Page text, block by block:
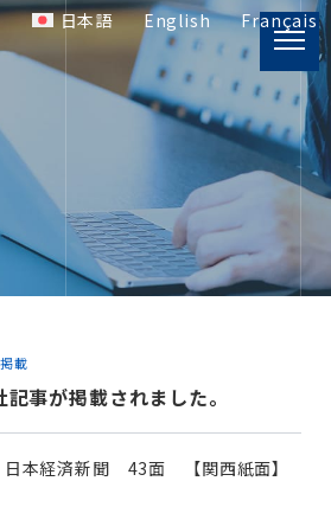
日本語 English Français
載
事が掲載されました。
本経済新聞 43面 【関西紙面】